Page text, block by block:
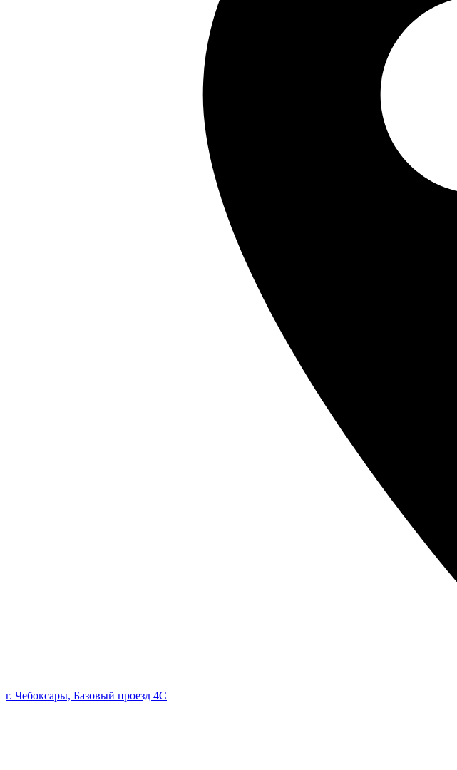
г. Чебоксары, Базовый проезд 4С